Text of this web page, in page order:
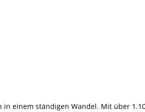
einem ständigen Wandel. Mit über